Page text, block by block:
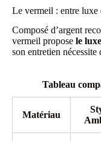
Le vermeil : entre luxe
Composé d’argent
vermeil propose le
son entretien nécessite
Tableau
Matériau